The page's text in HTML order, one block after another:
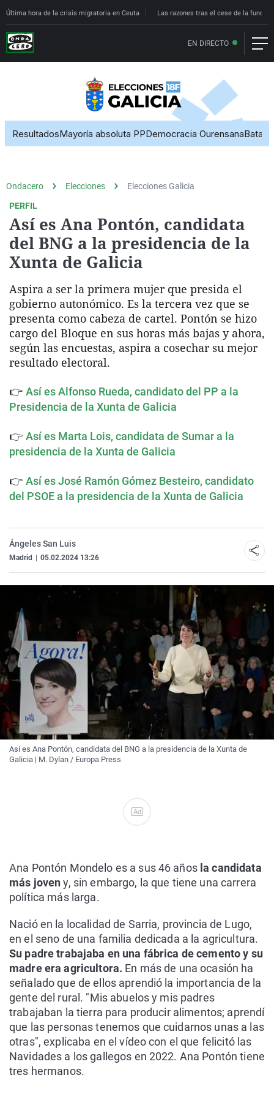
Última hora de la crisis migratoria en Ceuta Las razones tras el cese de la
EN DIRECTO
Ondacero Elecciones
Elecciones Galicia
PERFIL
Así es Ana Pontón, candidata
del BNG a la presidencia de la
Xunta de Galicia
Aspira a ser la primera mujer que presida el
gobierno autonómico. Es la tercera vez que se
presenta como cabeza de cartel. Pontón se hizo
cargo del Bloque en sus horas más bajas y ahora,
según las encuestas, aspira a cosechar su mejor
resultado electoral.
👉 Así es Alfonso Rueda, candidato del PP a la
Presidencia de la Xunta de Galicia
👉 Así es Marta Lois, candidata de Sumar a la
presidencia de la Xunta de Galicia
👉 Así es José Ramón Gómez Besteiro, candidato
del PSOE a la presidencia de la Xunta de Galicia
Ángeles San Luis
Madrid 05.02.2024 13:26
Así es Ana Pontón, candidata del BNG a la presidencia de la Xunta de
Galicia | M. Dylan / Europa Press
Ad
Ana Pontón Mondelo es a sus 46 años la candidata
más joveny, sin embargo, la que tiene una carrera
política más larga.
Nació en la localidad de Sarria, provincia de Lugo,
en el seno de una familia dedicada a la agricultura.
Su padre trabajaba en una fábrica de cemento y su
madre era agricultora. En más de una ocasión ha
señalado que de ellos aprendió la importancia de la
gente del rural. "Mis abuelos y mis padres
trabajaban la tierra para producir alimentos; aprendí
que las personas tenemos que cuidarnos unas a las
otras", explicaba en el vídeo con el que felicitó las
Navidades a los gallegos en 2022. Ana Pontón tiene
tres hermanos.